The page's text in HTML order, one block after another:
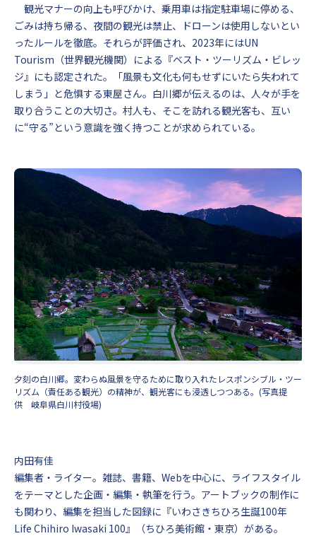
観光マナーの向上も呼びかけ、乗用車は指定駐車場に停める、
ごみは持ち帰る、夜間の観光は禁止、ドローンは使用しないとい
ったルールを徹底。それらが評価され、2023年にはUN
Tourism（世界観光機関）による『ベスト・ツーリズム・ビレッ
ジ』にも認定された。「風景も文化も何もせずにいたら失われて
しまう」と危惧する東屋さん。白川郷が伝えるのは、人々が手を
取り合うことの大切さ。村人も、そこを訪れる観光客も、互い
に“守る”という意識を強く持つことが求められている。
夕刻の白川郷。変わらぬ風景を守るために取り入れたレスポンシブル・ツー
リズム（責任ある観光）の精神が、観光客にも浸透しつつある。(写真提
供 岐阜県白川村役場)
内田有佳
編集者・ライター。雑誌、書籍、Webを中心に、ライフスタイル
をテーマとした企画・編集・執筆を行う。アートブックの制作に
も関わり、編集を担当した図録に『いわさきちひろ生誕100年
Life Chihiro Iwasaki 100』（ちひろ美術館・東京）がある。